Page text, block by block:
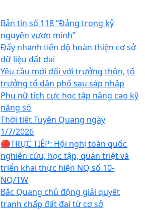
Bản tin số 118 “Đảng trong kỷ
nguyên vươn mình”
Đẩy nhanh tiến độ hoàn thiện cơ sở
dữ liệu đất đai
Yêu cầu mới đối với trưởng thôn, tổ
trưởng tổ dân phố sau sáp nhập
Phụ nữ tích cực học tập nâng cao kỹ
năng số
Thời tiết Tuyên Quang ngày
1/7/2026
🔴TRỰC TIẾP: Hội nghị toàn quốc
nghiên cứu, học tập, quán triệt và
triển khai thực hiện NQ số 10-
NQ/TW
Bắc Quang chủ động giải quyết
tranh chấp đất đai từ cơ sở